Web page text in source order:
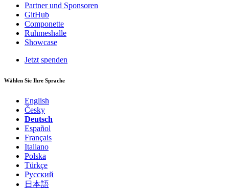
Partner und Sponsoren
GitHub
Componette
Ruhmeshalle
Showcase
Jetzt spenden
Wählen Sie Ihre Sprache
English
Česky
Deutsch
Español
Français
Italiano
Polska
Türkçe
Русский
日本語